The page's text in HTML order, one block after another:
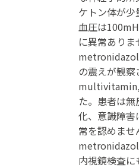
ケトン体が
血圧は
に異常あり
の震えが観
multivitamin,
た。患者は
化、意識障
常を認めま
内視鏡検査に